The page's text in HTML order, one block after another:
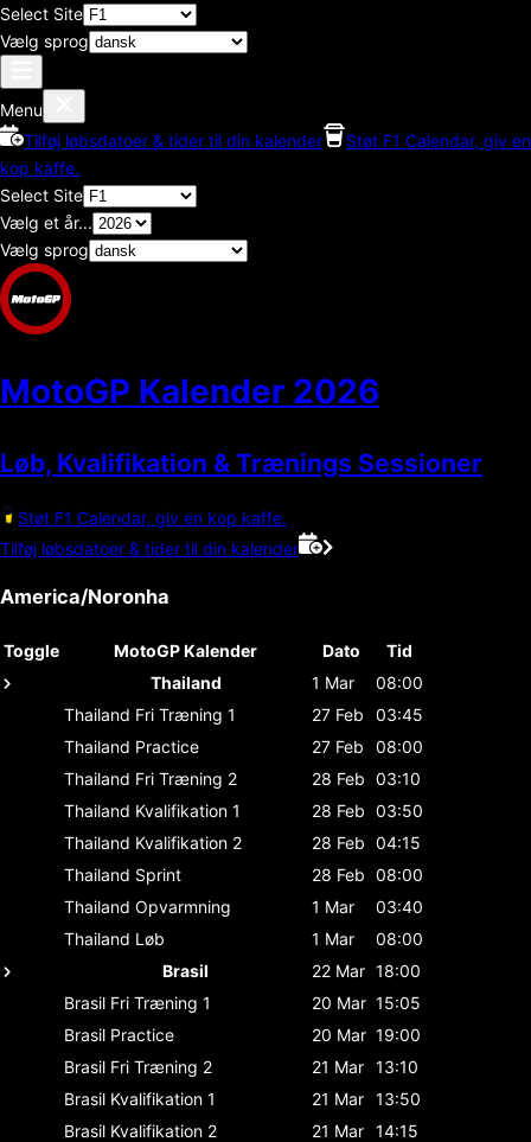
Select Site
Vælg sprog
Menu
Tilføj løbsdatoer & tider til din kalender
Støt F1 Calendar, giv en
kop kaffe.
Select Site
Vælg et år...
Vælg sprog
MotoGP Kalender 2026
Løb, Kvalifikation & Trænings Sessioner
Støt F1 Calendar, giv en kop kaffe.
Tilføj løbsdatoer & tider til din kalender
America/Noronha
Toggle MotoGP Kalender Dato
Tid
Thailand
1 Mar
08:00
Thailand Fri Træning 1 27 Feb
03:45
Thailand Practice 27 Feb
08:00
Thailand Fri Træning 2 28 Feb 03:10
Thailand Kvalifikation 1 28 Feb 03:50
Thailand Kvalifikation 2 28 Feb 04:15
Thailand Sprint 28 Feb 08:00
Thailand Opvarmning 1 Mar
03:40
Thailand Løb 1 Mar
08:00
Brasil
22 Mar 18:00
Brasil Fri Træning 1 20 Mar 15:05
Brasil Practice 20 Mar 19:00
Brasil Fri Træning 2 21 Mar 13:10
Brasil Kvalifikation 1 21 Mar 13:50
Brasil Kvalifikation 2 21 Mar 14:15